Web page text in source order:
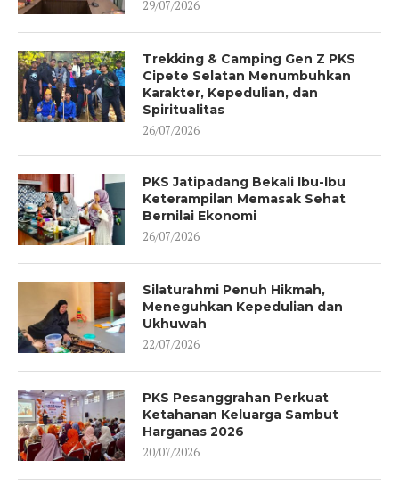
29/07/2026
Trekking & Camping Gen Z PKS
Cipete Selatan Menumbuhkan
Karakter, Kepedulian, dan
Spiritualitas
26/07/2026
PKS Jatipadang Bekali Ibu-Ibu
Keterampilan Memasak Sehat
Bernilai Ekonomi
26/07/2026
Silaturahmi Penuh Hikmah,
Meneguhkan Kepedulian dan
Ukhuwah
22/07/2026
PKS Pesanggrahan Perkuat
Ketahanan Keluarga Sambut
Harganas 2026
20/07/2026